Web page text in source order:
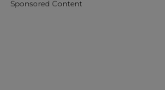
Sponsored Content